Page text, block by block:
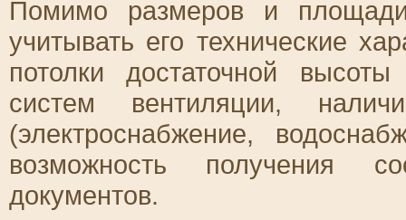
Помимо размеров и
учитывать его технические
потолки достаточной
систем вентиляции,
(электроснабжение,
возможность получения
документов.